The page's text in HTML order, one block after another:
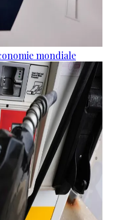
mondiale